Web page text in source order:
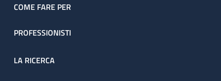
COME FARE PER
PROFESSIONISTI
LA RICERCA